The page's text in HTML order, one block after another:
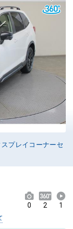
プレイコーナーセ
0 2 1